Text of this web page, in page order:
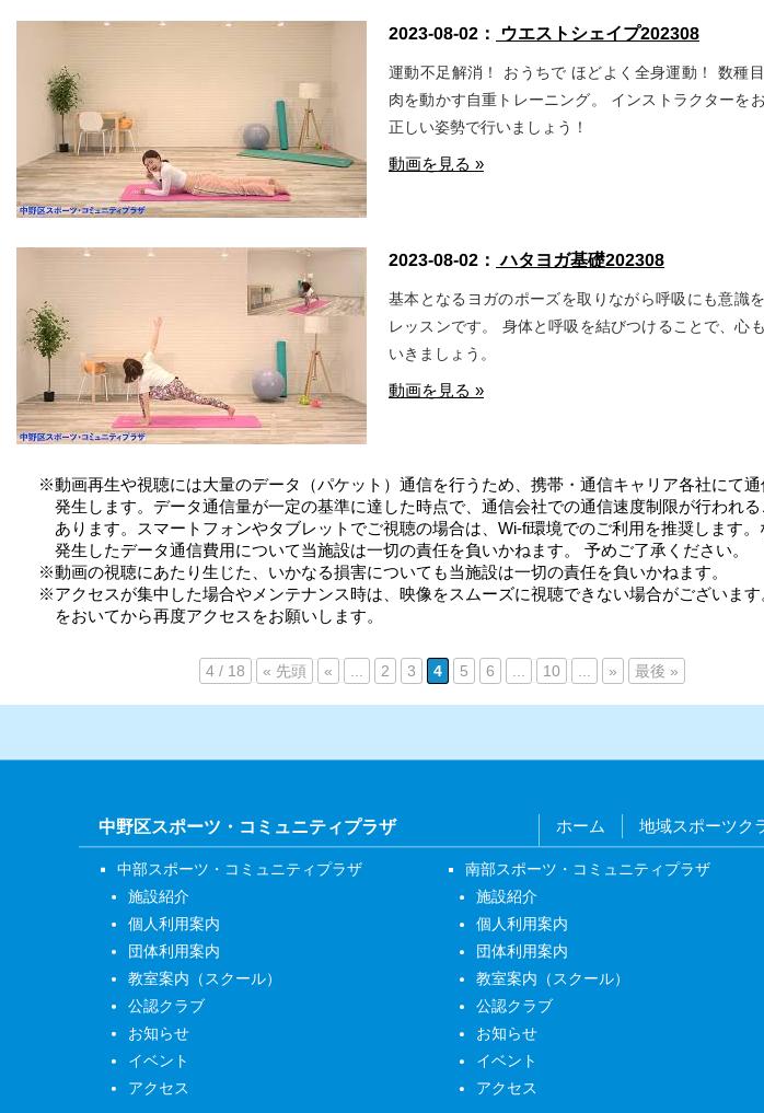
2023-08-02： ウエストシェイプ202308
運動不足解消！ おうちで ほどよく全身運動！ 数種
肉を動かす自重トレーニング。 インストラクターを
正しい姿勢で行いましょう！
動画を見る »
2023-08-02： ハタヨガ基礎202308
基本となるヨガのポーズを取りながら呼吸にも意識
レッスンです。 身体と呼吸を結びつけることで、心
いきましょう。
動画を見る »
※動画再生や視聴には大量のデータ（パケット）通信を行うため、携帯・通信キャリア各社にて
発生します。データ通信量が一定の基準に達した時点で、通信会社での通信速度制限が行われ
あります。スマートフォンやタブレットでご視聴の場合は、Wi-fi環境でのご利用を推奨します。
発生したデータ通信費用について当施設は一切の責任を負いかねます。 予めご了承ください。
※動画の視聴にあたり生じた、いかなる損害についても当施設は一切の責任を負いかねます。
※アクセスが集中した場合やメンテナンス時は、映像をスムーズに視聴できない場合がございます
をおいてから再度アクセスをお願いします。
4 / 18 « 先頭 « 2 3 4 5 6 10 » 最後 »
中野区スポーツ・コミュニティプラザ ホーム 地域スポーツク
中部スポーツ・コミュニティプラザ
施設紹介
個人利用案内
団体利用案内
教室案内（スクール）
公認クラブ
お知らせ
イベント
アクセス
南部スポーツ・コミュニティプラザ
施設紹介
個人利用案内
団体利用案内
教室案内（スクール）
公認クラブ
お知らせ
イベント
アクセス